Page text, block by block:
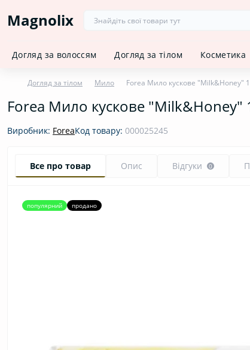
Magnolix
Догляд за волоссям Догляд за тілом Косметика
Догляд за тілом Мило Forea Мило кускове "Milk&Honey"
Forea Мило кускове "Milk&Honey"
Виробник: ForeaКод товару: 000025245
Все про товар Опис Відгуки 0
популярний продано